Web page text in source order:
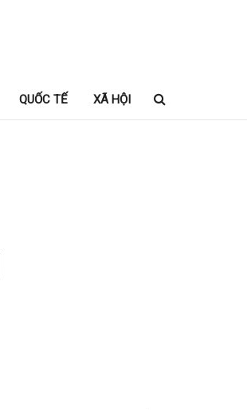
QUỐC TẾ XÃ HỘI